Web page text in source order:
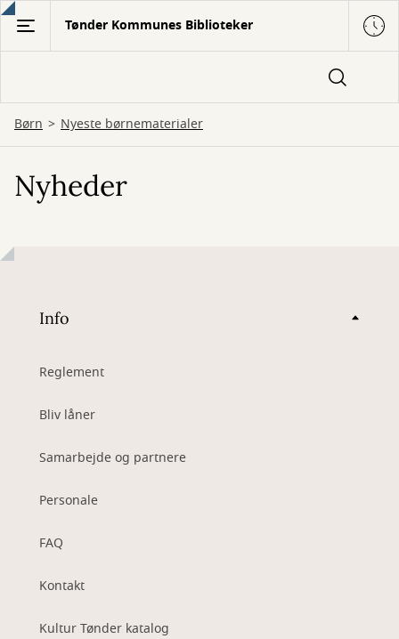
Gå
hovedindhold
Tønder Kommunes Biblioteker
Børn Nyeste børnematerialer
Nyheder
Info
Reglement
Bliv låner
Samarbejde og partnere
Personale
FAQ
Kontakt
Kultur Tønder katalog